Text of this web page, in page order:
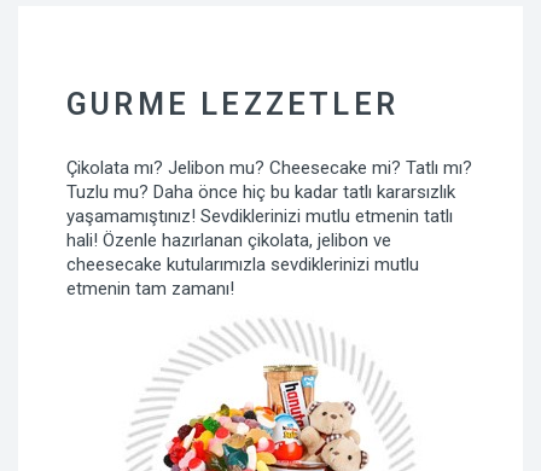
GURME LEZZETLER
Çikolata mı? Jelibon mu? Cheesecake mi? Tatlı mı?
Tuzlu mu? Daha önce hiç bu kadar tatlı kararsızlık
yaşamamıştınız! Sevdiklerinizi mutlu etmenin tatlı
hali! Özenle hazırlanan çikolata, jelibon ve
cheesecake kutularımızla sevdiklerinizi mutlu
etmenin tam zamanı!